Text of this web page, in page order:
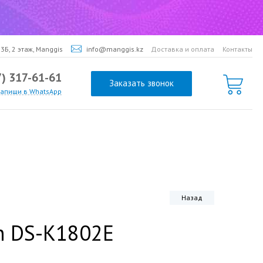
2 этаж, Manggis info@manggis.kz Доставка и оплата Контакты
317-61-61
в WhatsApp
Заказать звонок
Назад
DS-K1802E